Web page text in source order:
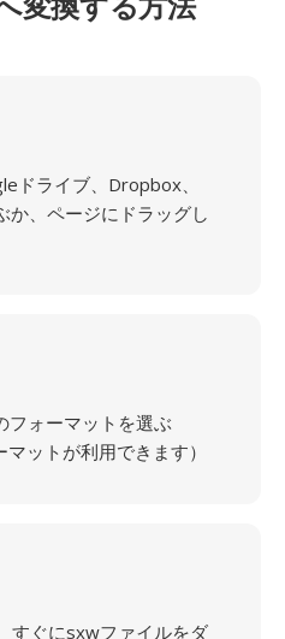
ドライブ、Dropbox、
か、ページにドラッグし
フォーマットを選ぶ
ットが利用できます）
すぐにsxwファイルをダ